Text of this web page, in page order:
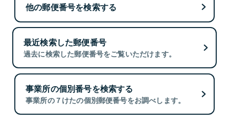
他の郵便番号を検索する
最近検索した郵便番号
過去に検索した郵便番号をご覧いただけます。
事業所の個別番号を検索する
事業所の７けたの個別郵便番号をお調べします。